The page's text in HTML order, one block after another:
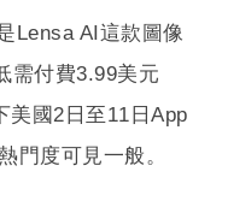
Lensa AI這款圖像
需付費3.99美元
美國2日至11日App
門度可見一般。